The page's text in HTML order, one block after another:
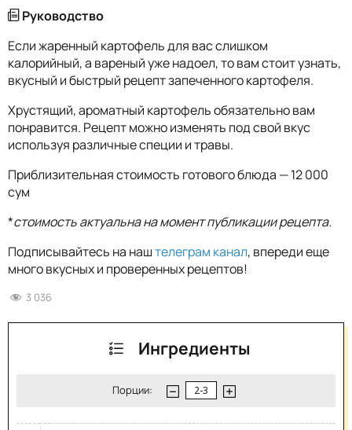
Руководство
Если жаренный картофель для вас слишком
калорийный, а вареный уже надоел, то вам стоит узнать,
вкусный и быстрый рецепт запеченного картофеля.
Хрустящий, ароматный картофель обязательно вам
понравится. Рецепт можно изменять под свой вкус
используя различные специи и травы.
Приблизительная стоимость готового блюда — 12 000
сум
*стоимость актуальна на момент публикации рецепта.
Подписывайтесь на наштелеграм канал, впереди еще
много вкусных и проверенных рецептов!
3 036
Ингредиенты
Порции: